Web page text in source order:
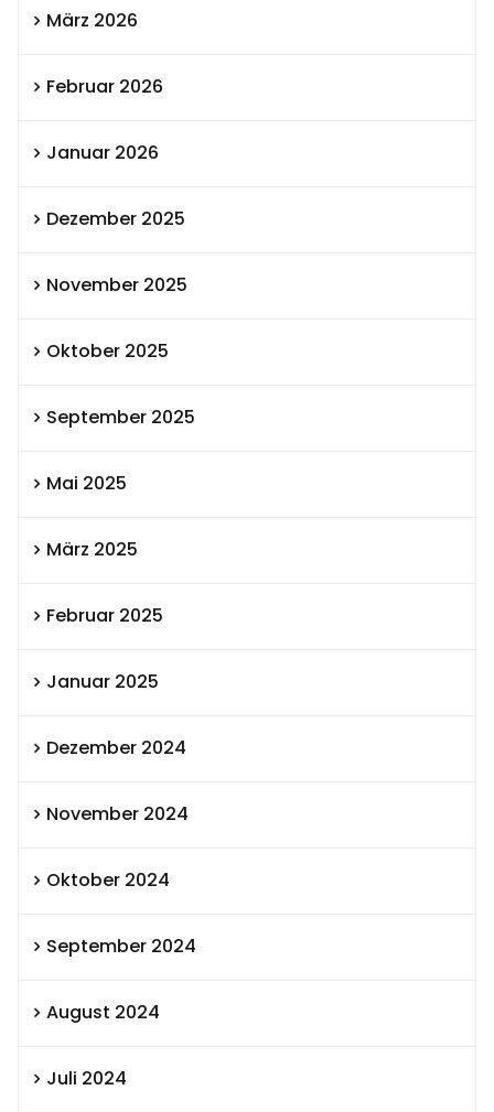
März 2026
Februar 2026
Januar 2026
Dezember 2025
November 2025
Oktober 2025
September 2025
Mai 2025
März 2025
Februar 2025
Januar 2025
Dezember 2024
November 2024
Oktober 2024
September 2024
August 2024
Juli 2024